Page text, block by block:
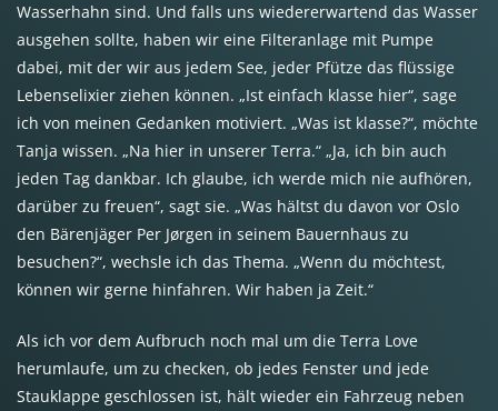
Wasserhahn sind. Und falls uns wiedererwartend das Wasser
ausgehen sollte, haben wir eine Filteranlage mit Pumpe
dabei, mit der wir aus jedem See, jeder Pfütze das flüssige
Lebenselixier ziehen können. „Ist einfach klasse hier“, sage
ich von meinen Gedanken motiviert. „Was ist klasse?“, möchte
Tanja wissen. „Na hier in unserer Terra.“ „Ja, ich bin auch
jeden Tag dankbar. Ich glaube, ich werde mich nie aufhören,
darüber zu freuen“, sagt sie. „Was hältst du davon vor Oslo
den Bärenjäger Per Jørgen in seinem Bauernhaus zu
besuchen?“, wechsle ich das Thema. „Wenn du möchtest,
können wir gerne hinfahren. Wir haben ja Zeit.“
Als ich vor dem Aufbruch noch mal um die Terra Love
herumlaufe, um zu checken, ob jedes Fenster und jede
Stauklappe geschlossen ist, hält wieder ein Fahrzeug neben